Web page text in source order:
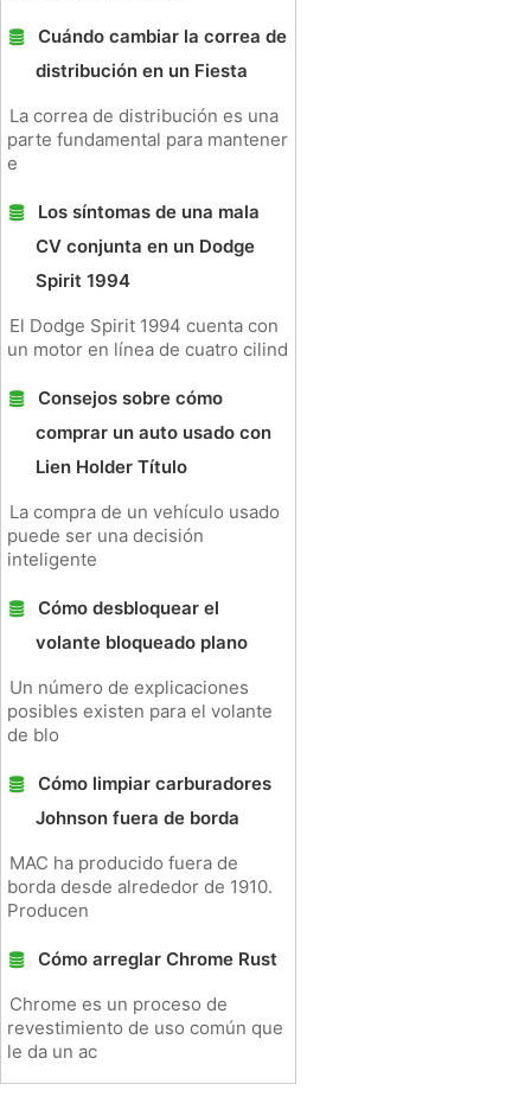
Cuándo cambiar la correa de
distribución en un Fiesta
La correa de distribución es una
parte fundamental para mantener
e
Los síntomas de una mala
CV conjunta en un Dodge
Spirit 1994
El Dodge Spirit 1994 cuenta con
un motor en línea de cuatro cilind
Consejos sobre cómo
comprar un auto usado con
Lien Holder Título
La compra de un vehículo usado
puede ser una decisión
inteligente
Cómo desbloquear el
volante bloqueado plano
Un número de explicaciones
posibles existen para el volante
de blo
Cómo limpiar carburadores
Johnson fuera de borda
MAC ha producido fuera de
borda desde alrededor de 1910.
Producen
Cómo arreglar Chrome Rust
Chrome es un proceso de
revestimiento de uso común que
le da un ac